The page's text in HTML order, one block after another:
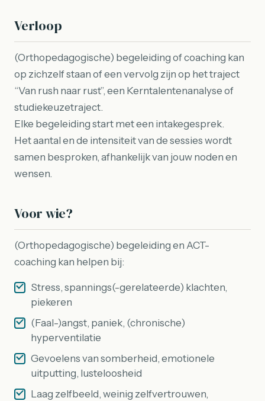
Verloop
(Orthopedagogische) begeleiding of coaching kan
op zichzelf staan of een vervolg zijn op het traject
“Van rush naar rust”, een Kerntalentenanalyse of
studiekeuzetraject.
Elke begeleiding start met een intakegesprek.
Het aantal en de intensiteit van de sessies wordt
samen besproken, afhankelijk van jouw noden en
wensen.
Voor wie?
(Orthopedagogische) begeleiding en ACT-
coaching kan helpen bij:
Stress, spannings(-gerelateerde) klachten,
piekeren
(Faal-)angst, paniek, (chronische)
hyperventilatie
Gevoelens van somberheid, emotionele
uitputting, lusteloosheid
Laag zelfbeeld, weinig zelfvertrouwen,